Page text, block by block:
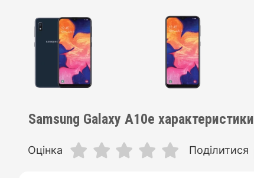
Samsung Galaxy A10e характеристики
Оцінка Поділитися